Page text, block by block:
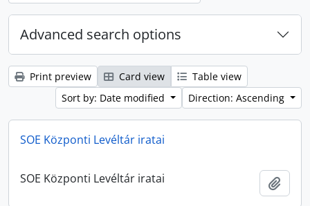
Advanced search options
Print preview Card view
Table view
Sort by: Date modified
Direction: Ascending
SOE Központi Levéltár iratai
SOE Központi Levéltár iratai